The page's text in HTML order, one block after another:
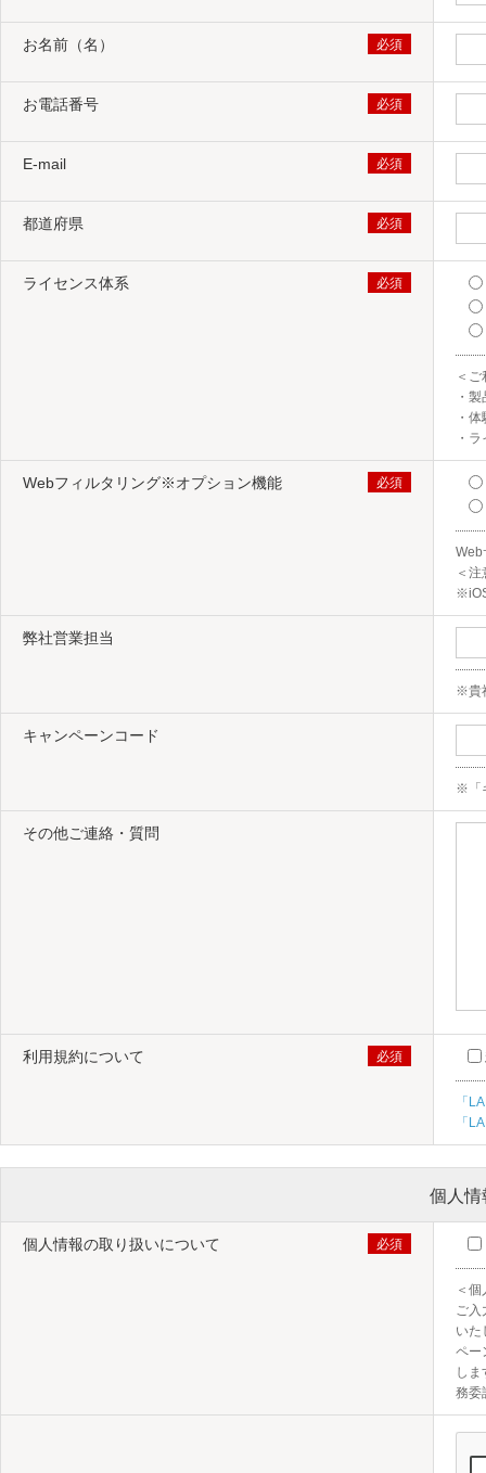
体験版で設定した環境は、製品版に引き継ぐこ
はい。体験版ご利用後に製品版をお申し込み
体験版と同じライセンス体系でのお申込みが必
体験版使用中に使い方を教えてもらえますか？
だく上でご不明点などを弊社サポートセンター
ユーザー様向けサポ
ログイン情報がメールで届きましたら、本文の内容に沿っ
管理対象のデバイスで、管理用のエージェントをインスト
尚、iOS・macOS については、管理用エージェントのイ
各OS 毎のインストール手順は「初期設定ガイド」または
お名前（名）
お電話番号
E-mail
都道府県
ライセンス体系
＜
・
・
・
Webフィルタリング​※オプション機能
Web
＜
弊社営業担当
※貴
キャンペーンコード
※「
その他ご連絡・質問
利用規約について
「
「
個人情
個人情報の取り扱いについて
＜
ご入
いた
ペー
し
務委